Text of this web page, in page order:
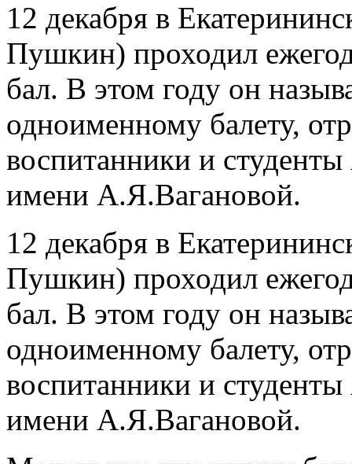
12 декабря в
Пушкин) проходил
бал. В этом году он
одноименному балету,
воспитанники и
имени А.Я.Вагановой.
12 декабря в
Пушкин) проходил
бал. В этом году он
одноименному балету,
воспитанники и
имени А.Я.Вагановой.